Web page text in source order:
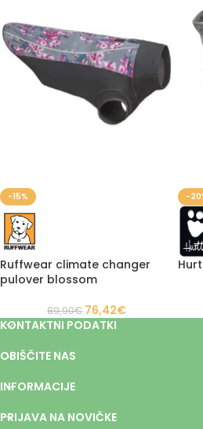
-15%
Ruffwear climate changer
pulover blossom
89,90€ 76,42€
-
KONTAKTNI PODATKI
OBIŠČITE NAS
INFORMACIJE
PRIJAVA NA NOVIČKE